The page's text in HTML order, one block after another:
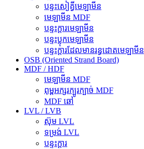
បន្ទះសៀគ្វីមេឡាមីន
មេឡាមីន MDF
បន្ទះក្តារមេឡាមីន
បន្ទះប្លុកមេឡាមីន
បន្ទះក្តារដែលមានរន្ធដោតមេឡាមីន
OSB (Oriented Strand Board)
MDF / HDF
មេឡាមីន MDF
ពុម្ពអក្សរក្បូរក្បាច់ MDF
MDF ឆៅ
LVL / LVB
ស៊ុម LVL
ទម្រង់ LVL
បន្ទះក្តារ